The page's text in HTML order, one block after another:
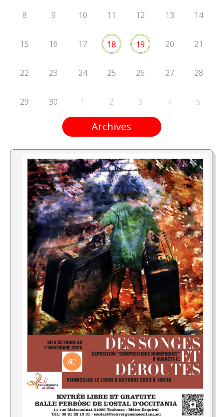
8 9 10 11 12 13 14
15 16 17 18 19 20 21
22 23 24 25 26 27 28
29 30 1 2 3 4 5
Archives